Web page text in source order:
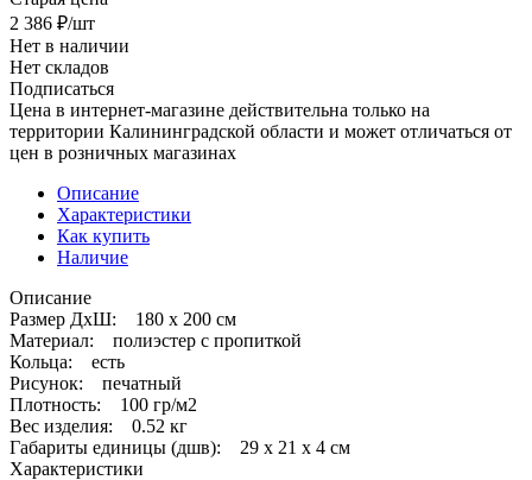
2 386 ₽/шт
Нет в наличии
Нет складов
Подписаться
Цена в интернет-магазине действительна только на
территории Калининградской области и может отличаться от
цен в розничных магазинах
Описание
Характеристики
Как купить
Наличие
Описание
Размер ДхШ: 180 x 200 см
Материал: полиэстер с пропиткой
Кольца: есть
Рисунок: печатный
Плотность: 100 гр/м2
Вес изделия: 0.52 кг
Габариты единицы (дшв): 29 x 21 x 4 см
Характеристики